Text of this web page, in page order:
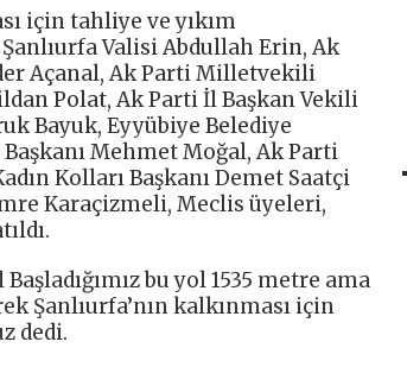
için tahliye ve yıkım
Şanlıurfa Valisi Abdullah Erin, Ak
Açanal, Ak Parti Milletvekili
Polat, Ak Parti İl Başkan Vekili
Bayuk, Eyyübiye Belediye
Mehmet Moğal, Ak Parti
Kolları Başkanı Demet Saatçi
Karaçizmeli, Meclis üyeleri,
bu yol 1535 metre ama
Şanlıurfa’nın kalkınması için
dedi.